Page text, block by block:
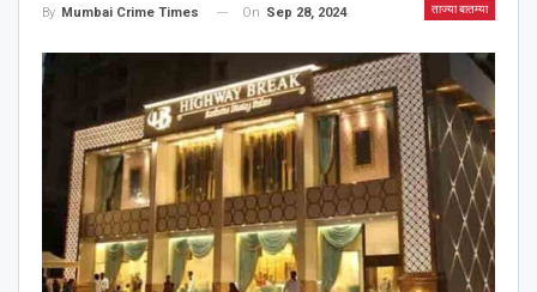
ताज्या बातम्या
By Mumbai Crime Times On Sep 28, 2024